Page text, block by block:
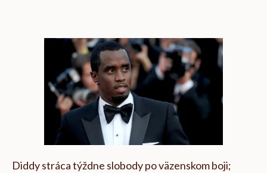
Diddy stráca týždne slobody po väzenskom boji;